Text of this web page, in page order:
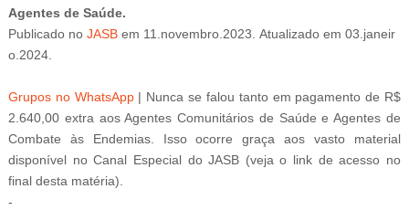
Agentes de Saúde.
Publicado no JASB em 11 .novembro.2023. Atualizado em 03 .janeir
o.2024.
Grupos no WhatsApp | Nunca se falou tanto em pagamento de R$
2.640,00 extra aos Agentes Comunitários de Saúde e Agentes de
Combate às Endemias. Isso ocorre graça aos vasto material
disponível no Canal Especial do JASB (veja o link de acesso no
final desta matéria).
-